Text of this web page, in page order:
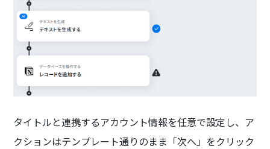
タイトルと連携するアカウント情報を任意で設定し、ア
クションはテンプレート通りのまま「次へ」をクリック